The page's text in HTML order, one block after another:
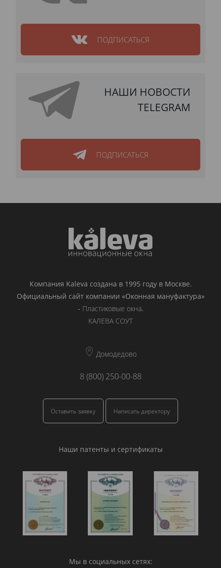
ПОДПИСАТЬСЯ
НАШИ НОВОСТИ
TELEGRAM
ПОДПИСАТЬСЯ
Компания Kaleva создана в 1995 году в Москве.
Официальный сайт компании «Оконная мануфактура»
- Пластиковые окна.
КАЛЕВА СОУТ
Домодедово
8 (800) 250-00-88
Оставить заявку Написать директору
Наши патенты и сертификаты
Мы в социальных сетях: